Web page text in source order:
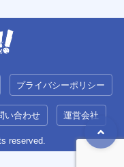
プライバシーポリシー
い合わせ 運営会社
reserved.